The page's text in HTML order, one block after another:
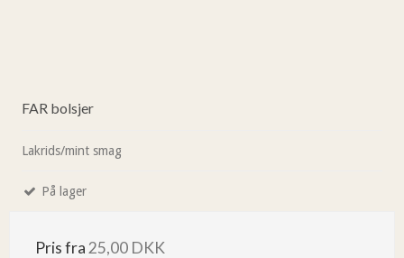
FAR bolsjer
Lakrids/mint smag
På lager
Pris fra 25,00 DKK